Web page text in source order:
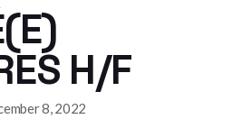
H/F
8, 2022